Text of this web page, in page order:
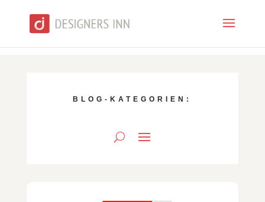
BLOG-KATEGORIEN: